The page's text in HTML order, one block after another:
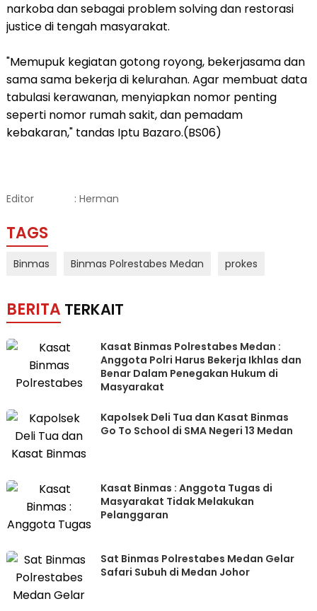
narkoba dan sebagai problem solving dan restorasi
justice di tengah masyarakat.
"Memupuk kegiatan gotong royong, bekerjasama dan
sama sama bekerja di kelurahan. Agar membuat data
tabulasi kerawanan, menyiapkan nomor penting
seperti nomor rumah sakit, dan pemadam
kebakaran," tandas Iptu Bazaro.(BS06)
Editor : Herman
TAGS
Binmas Binmas Polrestabes Medan prokes
BERITA TERKAIT
Kasat Binmas Polrestabes Medan :
Anggota Polri Harus Bekerja Ikhlas dan
Benar Dalam Penegakan Hukum di
Masyarakat
Kapolsek Deli Tua dan Kasat Binmas
Go To School di SMA Negeri 13 Medan
Kasat Binmas : Anggota Tugas di
Masyarakat Tidak Melakukan
Pelanggaran
Sat Binmas Polrestabes Medan Gelar
Safari Subuh di Medan Johor